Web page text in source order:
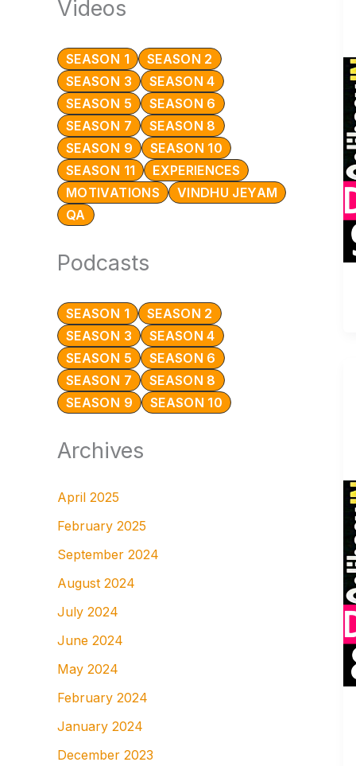
Videos
SEASON 1
SEASON 2
SEASON 3
SEASON 4
SEASON 5
SEASON 6
SEASON 7
SEASON 8
SEASON 9
SEASON 10
SEASON 11
EXPERIENCES
MOTIVATIONS
VINDHU JEYAM
QA
Podcasts
SEASON 1
SEASON 2
SEASON 3
SEASON 4
SEASON 5
SEASON 6
SEASON 7
SEASON 8
SEASON 9
SEASON 10
Archives
April 2025
February 2025
September 2024
August 2024
July 2024
June 2024
May 2024
February 2024
January 2024
December 2023